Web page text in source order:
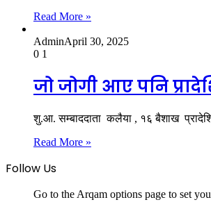
Read More »
AdminApril 30, 2025
0 1
जो जोगी आए पनि
शु.आ. सम्बाददाता कलैया , १६ बैशाख
Read More »
Follow Us
Go to the Arqam options page to set